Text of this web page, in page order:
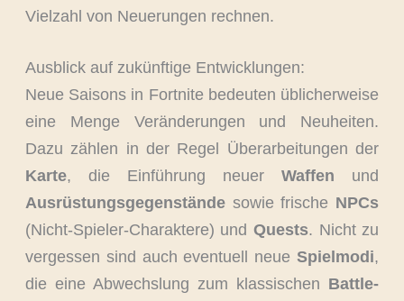
Vielzahl von Neuerungen rechnen.
Ausblick auf zukünftige Entwicklungen:
Neue Saisons in Fortnite bedeuten üblicherweise
eine Menge Veränderungen und Neuheiten.
Dazu zählen in der Regel Überarbeitungen der
Karte, die Einführung neuerWaffen und
Ausrüstungsgegenständesowie frische NPCs
(Nicht-Spieler-Charaktere) und Quests. Nicht zu
vergessen sind auch eventuell neueSpielmodi,
die eine Abwechslung zum klassischen Battle-